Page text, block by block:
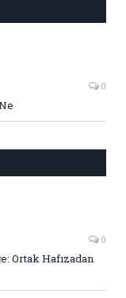
0
0
Ortak Hafızadan